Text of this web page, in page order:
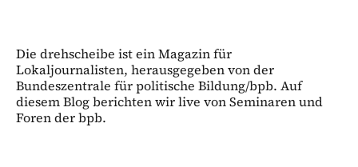
Die drehscheibe ist ein Magazin für
Lokaljournalisten, herausgegeben von der
Bundeszentrale für politische Bildung/bpb. Auf
diesem Blog berichten wir live von Seminaren und
Foren der bpb.